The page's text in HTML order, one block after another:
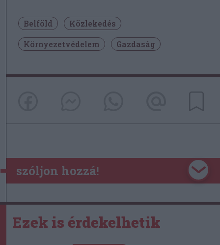
Belföld
Közlekedés
Környezetvédelem
Gazdaság
szóljon hozzá!
Ezek is érdekelhetik